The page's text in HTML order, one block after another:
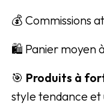
💰 Commissions
🛍️ Panier moyen
🎯 Produits à
style tendance